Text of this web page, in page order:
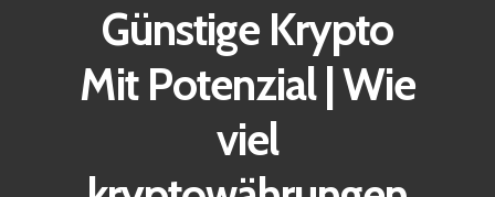
Günstige Krypto
Mit Potenzial | Wie
viel